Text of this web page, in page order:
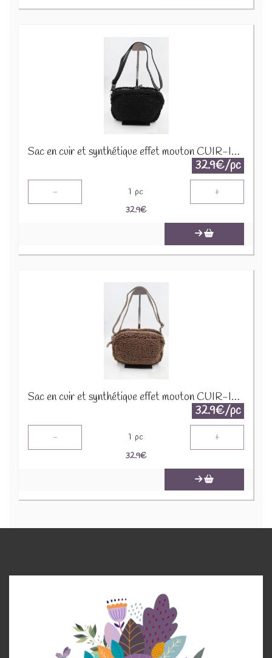
Sac en cuir et synthétique effet mouton CUIR-IT-939 Noir
32.9€/pc
- 1 pc +
32.9€
Sac en cuir et synthétique effet mouton CUIR-IT-939 Marron foncé
32.9€/pc
- 1 pc +
32.9€